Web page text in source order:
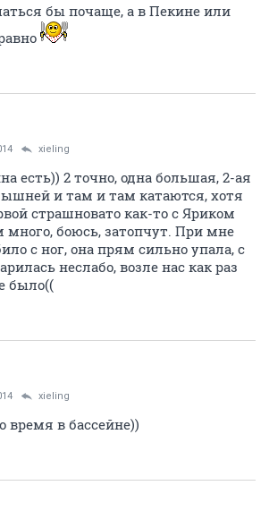
бы почаще, а в Пекине или
xieling
есть)) 2 точно, одна большая, 2-ая
и там и там катаются, хотя
страшновато как-то с Яриком
много, боюсь, затопчут. При мне
с ног, она прям сильно упала, с
неслабо, возле нас как раз
было((
xieling
время в бассейне))